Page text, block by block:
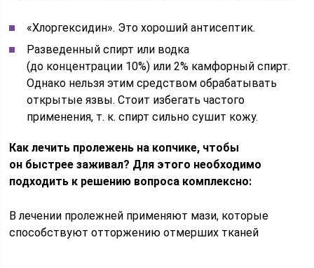
«Хлоргексидин». Это хороший антисептик.
Разведенный спирт или водка
(до концентрации 10%) или 2% камфорный спирт.
Однако нельзя этим средством обрабатывать
открытые язвы. Стоит избегать частого
применения, т. к. спирт сильно сушит кожу.
Как лечить пролежень на копчике, чтобы
он быстрее заживал? Для этого необходимо
подходить к решению вопроса комплексно:
В лечении пролежней применяют мази, которые
способствуют отторжению отмерших тканей